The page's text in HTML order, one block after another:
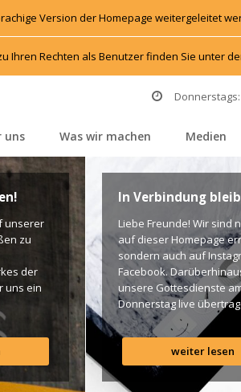
Version der Homepage weitergeleitet
Rechten als Benutzer finden Sie unter
Donnerstags:
un Was wir machen Medien
unserer
zu
der
uns ein
In Verbindung
Liebe Freunde! Wir sind
auf dieser Homepage
ondern auch auf
Facebook.
unsere Gottesdienste
Donnerstag live
Unten findet Ihr dazu
Gottes Segen! Live-
Gottesdienst: http://
Instagram: http://
Facebook:
weiter lesen